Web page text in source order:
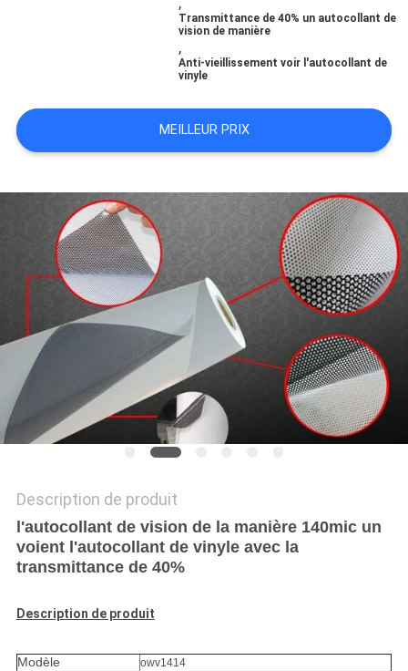
DEMANDEZ
UN DEVIS
PLAN
SITE
PRIVACY
POLICY
Transmittance de 40% un autocollant de
vision de manière
,
Anti-vieillissement voir l'autocollant de
vinyle
MEILLEUR PRIX
Description de produit
l'autocollant de vision de la manière 140mic un
voient l'autocollant de vinyle avec la
transmittance de 40%
Description de produit
Modèle owv1414